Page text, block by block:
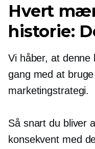
Hvert
historie:
Vi håber, at denne
gang med at
marketingstrategi.
Så snart du bliver
konsekvent med